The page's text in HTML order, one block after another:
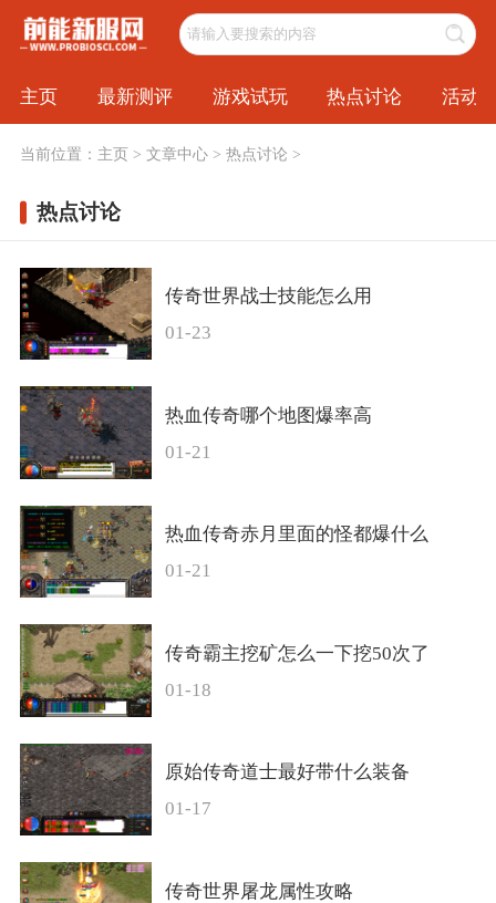
主页 最新测评 游戏试玩 热点讨论 活动
当前位置： 主页> 文章中心> 热点讨论 >
热点讨论
传奇世界战士技能怎么用
01-23
热血传奇哪个地图爆率高
01-21
热血传奇赤月里面的怪都爆什么
01-21
传奇霸主挖矿怎么一下挖50次了
01-18
原始传奇道士最好带什么装备
01-17
传奇世界屠龙属性攻略